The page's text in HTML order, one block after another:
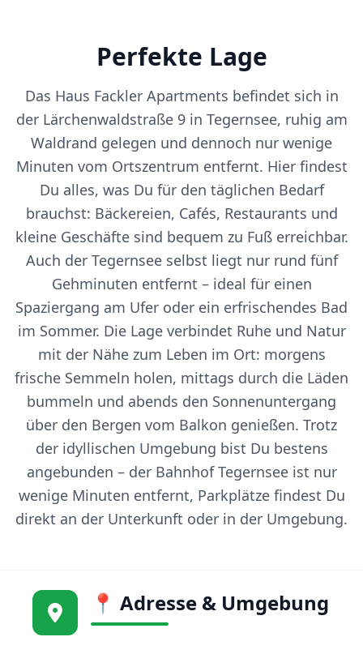
Perfekte Lage
Das Haus Fackler Apartments befindet sich in
der Lärchenwaldstraße 9 in Tegernsee, ruhig am
Waldrand gelegen und dennoch nur wenige
Minuten vom Ortszentrum entfernt. Hier findest
Du alles, was Du für den täglichen Bedarf
brauchst: Bäckereien, Cafés, Restaurants und
kleine Geschäfte sind bequem zu Fuß erreichbar.
Auch der Tegernsee selbst liegt nur rund fünf
Gehminuten entfernt – ideal für einen
Spaziergang am Ufer oder ein erfrischendes Bad
im Sommer. Die Lage verbindet Ruhe und Natur
mit der Nähe zum Leben im Ort: morgens
frische Semmeln holen, mittags durch die Läden
bummeln und abends den Sonnenuntergang
über den Bergen vom Balkon genießen. Trotz
der idyllischen Umgebung bist Du bestens
angebunden – der Bahnhof Tegernsee ist nur
wenige Minuten entfernt, Parkplätze findest Du
direkt an der Unterkunft oder in der Umgebung.
📍 Adresse & Umgebung